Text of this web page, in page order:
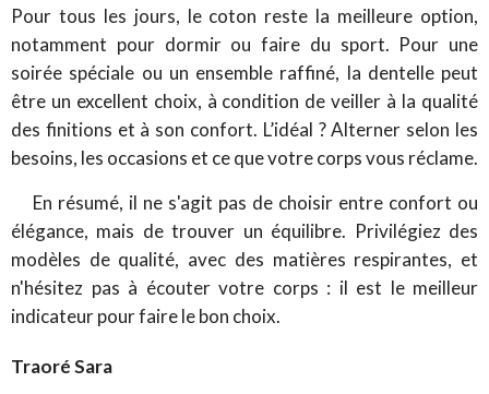
Pour tous les jours, le coton reste la meilleure option,
notamment pour dormir ou faire du sport. Pour une
soirée spéciale ou un ensemble raffiné, la dentelle peut
être un excellent choix, à condition de veiller à la qualité
des finitions et à son confort. L’idéal ? Alterner selon les
besoins, les occasions et ce que votre corps vous réclame.
En résumé, il ne s'agit pas de choisir entre confort ou
élégance, mais de trouver un équilibre. Privilégiez des
modèles de qualité, avec des matières respirantes, et
n'hésitez pas à écouter votre corps : il est le meilleur
indicateur pour faire le bon choix.
Traoré Sara